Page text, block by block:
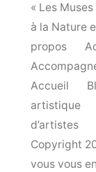
« Les Muses
à la Nature
propos
Accueil
artistique
d’artistes
Copyright
vous vous